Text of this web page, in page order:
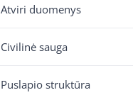
Atviri duomenys
Civilinė sauga
Puslapio struktūra